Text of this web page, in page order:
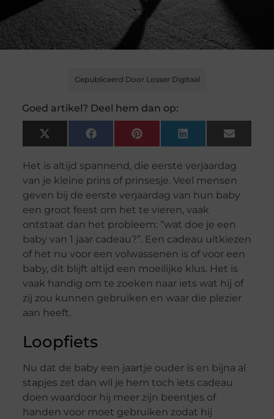
Gepubliceerd Door Losser Digitaal
Goed artikel? Deel hem dan op:
X
(Twitter)
FacebookPinterest LinkedIn Email
Het is altijd spannend, die eerste verjaardag
van je kleine prins of prinsesje. Veel mensen
geven bij de eerste verjaardag van hun baby
een groot feest om het te vieren, vaak
ontstaat dan het probleem: ‘’wat doe je een
baby van 1 jaar cadeau?’’. Een cadeau uitkiezen
of het nu voor een volwassenen is of voor een
baby, dit blijft altijd een moeilijke klus. Het is
vaak handig om te zoeken naar iets wat hij of
zij zou kunnen gebruiken en waar die plezier
aan heeft.
Loopfiets
Nu dat de baby een jaartje ouder is en bijna al
stapjes zet dan wil je hem toch iets cadeau
doen waardoor hij meer zijn beentjes of
handen voor moet gebruiken zodat hij